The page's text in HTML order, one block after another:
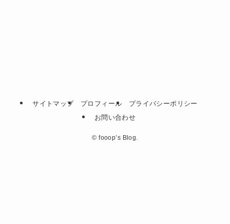
サイトマップ プロフィール
プライバシーポリシー
お問い合わせ
© fooop’s Blog.